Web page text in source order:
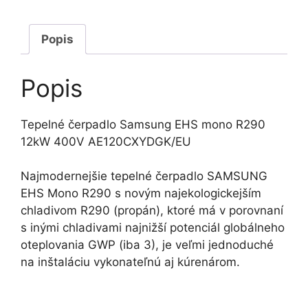
AE120CXYDGK/EU
Popis
Popis
Tepelné čerpadlo Samsung EHS mono R290
12kW 400V AE120CXYDGK/EU
Najmodernejšie tepelné čerpadlo SAMSUNG
EHS Mono R290 s novým najekologickejším
chladivom R290 (propán), ktoré má v porovnaní
s inými chladivami najnižší potenciál globálneho
oteplovania GWP (iba 3), je veľmi jednoduché
na inštaláciu vykonateľnú aj kúrenárom.